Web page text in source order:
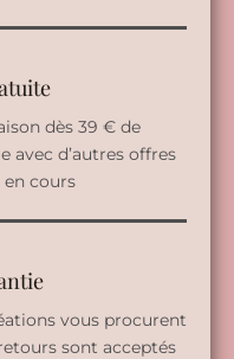
dès 39 € de
avec d’autres offres
cours
vous procurent
sont acceptés